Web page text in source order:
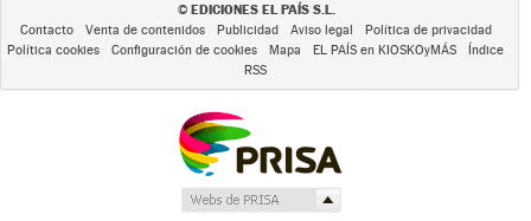
© EDICIONES EL PAÍS S.L.
Contacto Venta de contenidos Publicidad Aviso legal
Política de privacidad
Política cookies
Configuración de cookies Mapa EL PAÍS en KIOSKOyMÁS
Índice
RSS